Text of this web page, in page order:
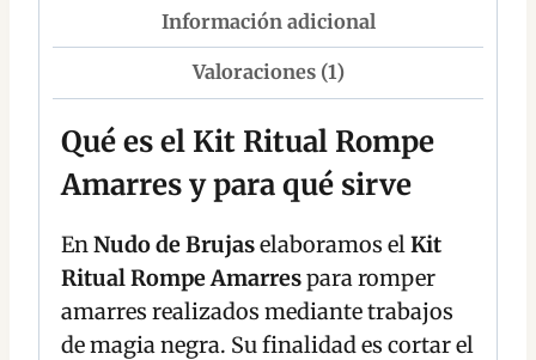
Información adicional
Valoraciones (1)
Qué es el Kit Ritual Rompe
Amarres y para qué sirve
En Nudo de Brujaselaboramos el Kit
Ritual Rompe Amarrespara romper
amarres realizados mediante trabajos
de magia negra. Su finalidad es cortar el